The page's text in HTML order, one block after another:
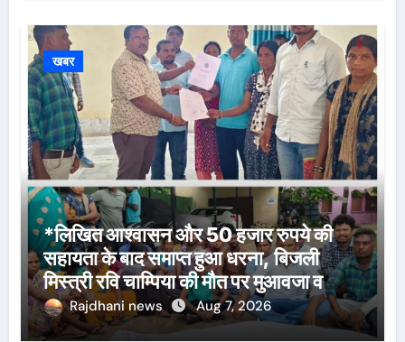
खबर
*लिखित आश्वासन और 50 हजार रुपये की
सहायता के बाद समाप्त हुआ धरना, बिजली
मिस्त्री रवि चाम्पिया की मौत पर मुआवजा व
नौकरी की मांग*
Rajdhani news Aug 7, 2026